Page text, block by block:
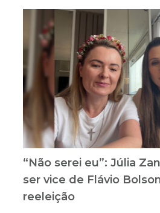
“Não serei eu”: Júlia
ser vice de Flávio
reeleição